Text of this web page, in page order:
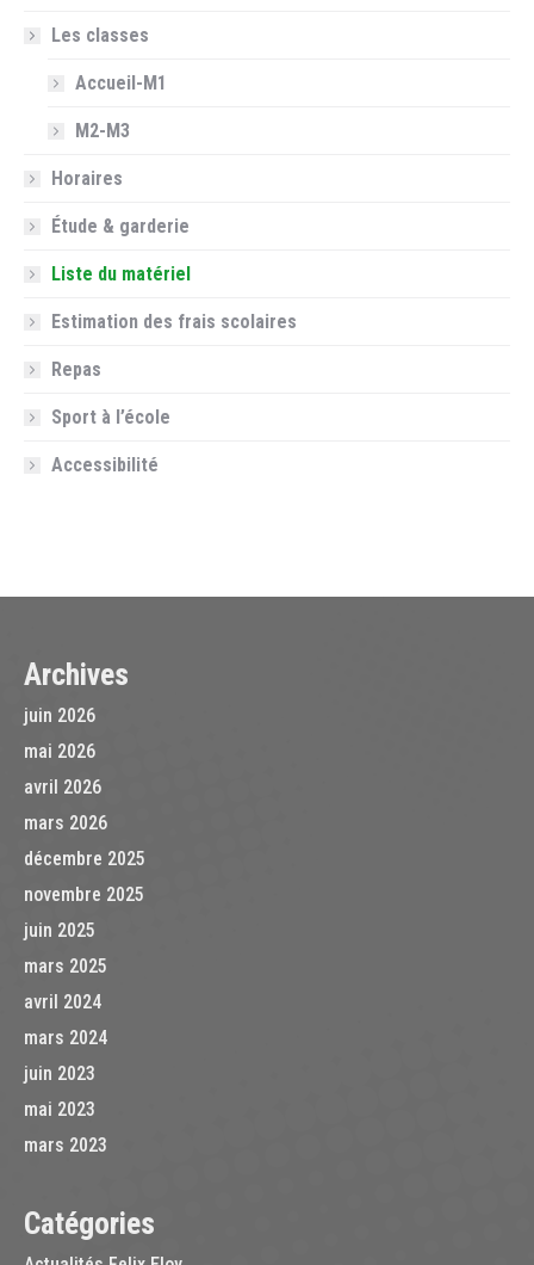
Les classes
Accueil-M1
M2-M3
Horaires
Étude & garderie
Liste du matériel
Estimation des frais scolaires
Repas
Sport à l’école
Accessibilité
Archives
juin 2026
mai 2026
avril 2026
mars 2026
décembre 2025
novembre 2025
juin 2025
mars 2025
avril 2024
mars 2024
juin 2023
mai 2023
mars 2023
Catégories